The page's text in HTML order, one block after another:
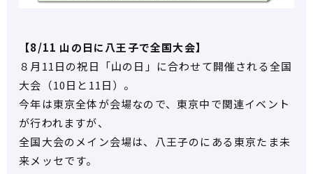
【8/11 山の日に八王子で全国大会】
８月11日の祝日「山の日」に合わせて開催される全国
大会（10日と11日）。
今年は東京全体が会場なので、東京中で関連イベント
が行われますが、
全国大会のメイン会場は、八王子のにある東京たま未
来メッセです。